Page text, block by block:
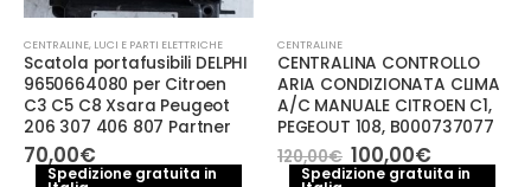
CENTRALINE, LUCI E PARTI ELETTRICHE
Scatola portafusibili DELPHI
9650664080 per Citroen
C3 C5 C8 Xsara Peugeot
206 307 406 807 Partner
70,00€
Spedizione gratuita in
CENTRALINE
CENTRALINA CONTROLLO
ARIA CONDIZIONATA CLIMA
A/C MANUALE CITROEN C1,
PEGEOUT 108, B000737077
120,00€ Il
prezzo
100,00€Il
prezzo
Spedizione gratuita in